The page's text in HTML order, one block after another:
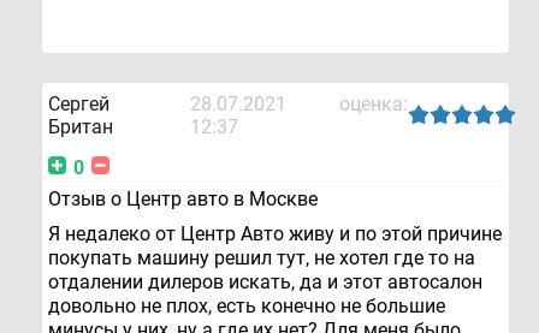
Сергей
Британ
28.07.2021
12:37
оценка:
0
Отзыв о Центр авто в Москве
Я недалеко от Центр Авто живу и по этой причине
покупать машину решил тут, не хотел где то на
отдалении дилеров искать, да и этот автосалон
довольно не плох, есть конечно не большие